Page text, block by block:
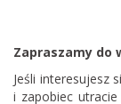
Zapraszamy do
Jeśli interesujesz
i zapobiec